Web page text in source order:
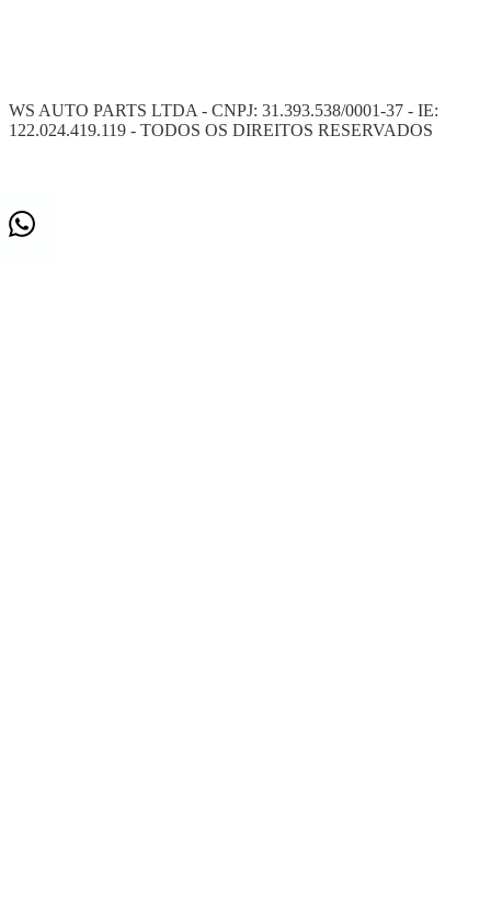
WS AUTO PARTS LTDA - CNPJ: 31.393.538/0001-37 - IE:
122.024.419.119 - TODOS OS DIREITOS RESERVADOS